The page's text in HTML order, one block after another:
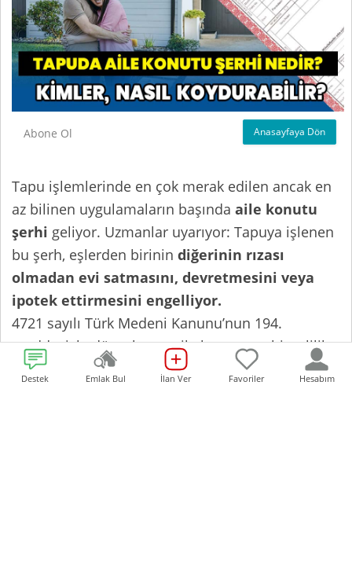
Abone Ol Anasayfaya Dön
Tapu işlemlerinde en çok merak edilen ancak en
az bilinen uygulamaların başında aile konutu
şerhi geliyor. Uzmanlar uyarıyor: Tapuya işlenen
bu şerh, eşlerden birinin diğerinin rızası
olmadan evi satmasını, devretmesini veya
ipotek ettirmesini engelliyor.
4721 sayılı Türk Medeni Kanunu’nun 194.
maddesiyle düzenlenen aile konutu şerhi, evlilik
birliği devam ederken eşlerin birlikte yaşadığı
Destek Emlak Bul İlan Ver Favoriler Hesabım